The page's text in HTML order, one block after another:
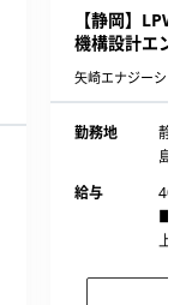
【静岡】
機構設計エン
矢崎エナジーシス
勤務地
静岡
島23
給与
400
■経
上、